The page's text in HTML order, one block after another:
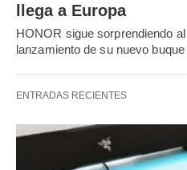
llega a Europa
HONOR sigue sorprendiendo
lanzamiento de su nuevo
ENTRADAS RECIENTES